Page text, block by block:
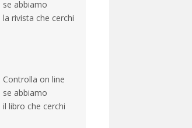
se abbiamo
la rivista che cerchi
Controlla on line
se abbiamo
il libro che cerchi